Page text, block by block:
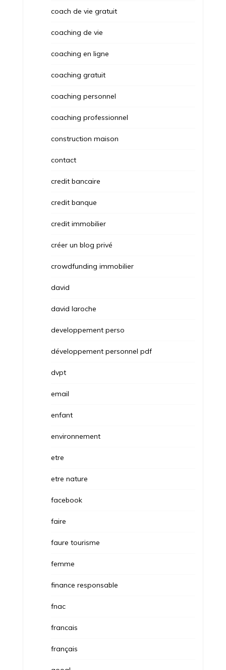
coach de vie gratuit
coaching de vie
coaching en ligne
coaching gratuit
coaching personnel
coaching professionnel
construction maison
contact
credit bancaire
credit banque
credit immobilier
créer un blog privé
crowdfunding immobilier
david
david laroche
developpement perso
développement personnel pdf
dvpt
email
enfant
environnement
etre
etre nature
facebook
faire
faure tourisme
femme
finance responsable
fnac
francais
français